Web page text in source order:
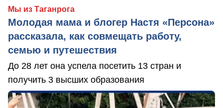
Мы из Таганрога
Молодая мама и блогер Настя «Персона»
рассказала, как совмещать работу,
семью и путешествия
До 28 лет она успела посетить 13 стран и
получить 3 высших образования